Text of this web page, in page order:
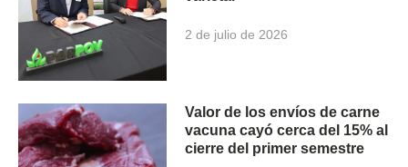
2 de julio de 2026
Valor de los envíos de carne
vacuna cayó cerca del 15% al
cierre del primer semestre